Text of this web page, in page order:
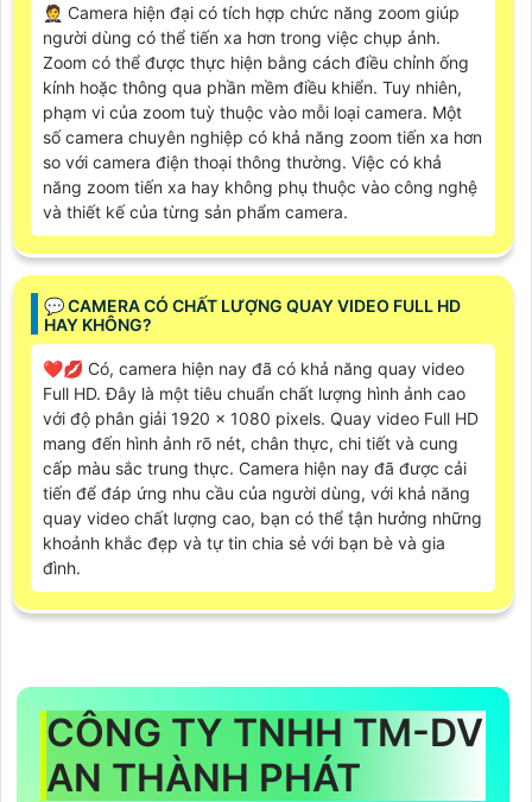
🤵 Camera hiện đại có tích hợp chức năng zoom giúp
người dùng có thể tiến xa hơn trong việc chụp ảnh.
Zoom có thể được thực hiện bằng cách điều chỉnh ống
kính hoặc thông qua phần mềm điều khiển. Tuy nhiên,
phạm vi của zoom tuỳ thuộc vào mỗi loại camera. Một
số camera chuyên nghiệp có khả năng zoom tiến xa hơn
so với camera điện thoại thông thường. Việc có khả
năng zoom tiến xa hay không phụ thuộc vào công nghệ
và thiết kế của từng sản phẩm camera.
️💬 CAMERA CÓ CHẤT LƯỢNG QUAY VIDEO FULL HD
HAY KHÔNG?
❤️‍💋‍ Có, camera hiện nay đã có khả năng quay video
Full HD. Đây là một tiêu chuẩn chất lượng hình ảnh cao
với độ phân giải 1920 x 1080 pixels. Quay video Full HD
mang đến hình ảnh rõ nét, chân thực, chi tiết và cung
cấp màu sắc trung thực. Camera hiện nay đã được cải
tiến để đáp ứng nhu cầu của người dùng, với khả năng
quay video chất lượng cao, bạn có thể tận hưởng những
khoảnh khắc đẹp và tự tin chia sẻ với bạn bè và gia
đình.
CÔNG TY TNHH TM-DV
AN THÀNH PHÁT